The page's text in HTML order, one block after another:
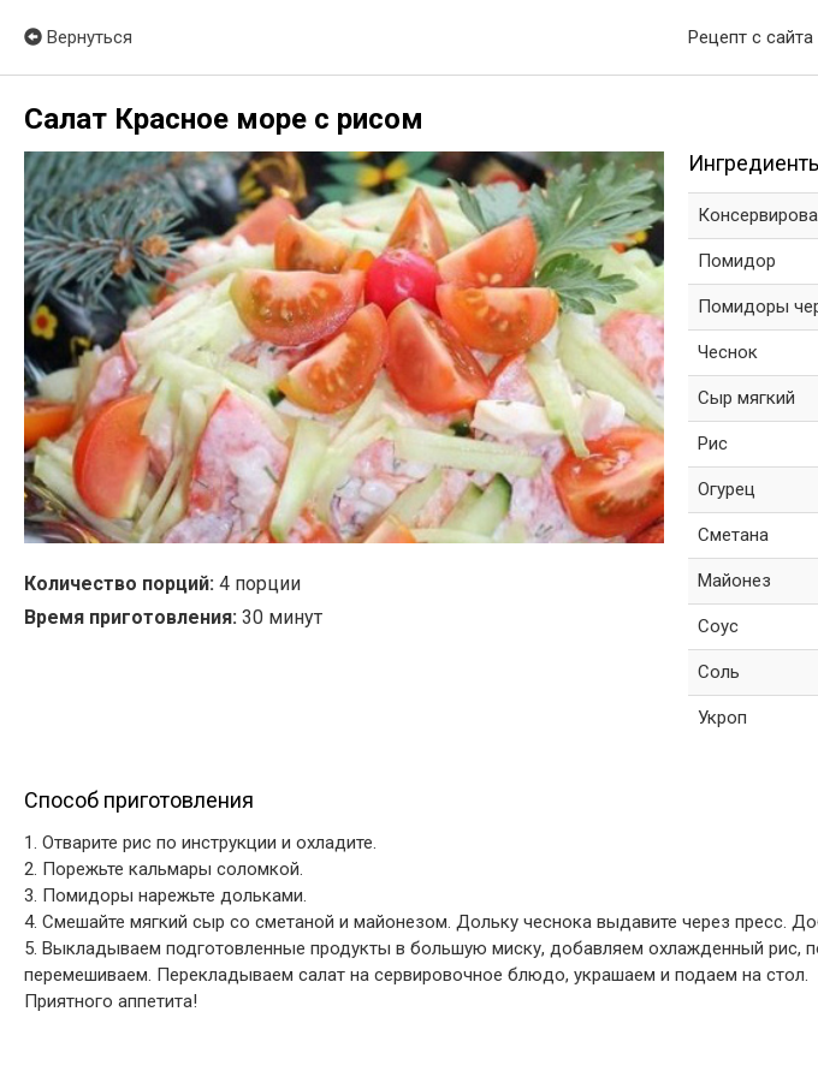
Вернуться Рецепт с
Салат Красное море с рисом
Количество порций: 4 порции
Время приготовления: 30 минут
Помидор
Помидоры
Чеснок
Сыр мягкий
Рис
Огурец
Сметана
Майонез
Соус
Соль
Укроп
Способ приготовления
1. Отварите рис по инструкции и охладите.
2. Порежьте кальмары соломкой.
3. Помидоры нарежьте дольками.
4. Смешайте мягкий сыр со сметаной и майонезом. Дольку чеснока выдавите через пресс.
5. Выкладываем подготовленные продукты в большую миску, добавляем охлажденный рис,
перемешиваем. Перекладываем салат на сервировочное блюдо, украшаем и подаем на стол.
Приятного аппетита!